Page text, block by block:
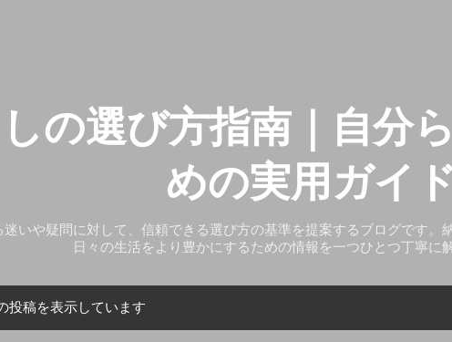
の選び方指南｜自分
めの実用ガイ
いや疑問に対して、信頼できる選び方の基準を提案するブログです。
日々の生活をより豊かにするための情報を一つひとつ丁寧に
投稿を表示しています